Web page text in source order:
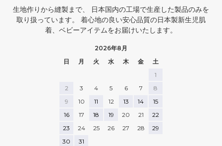
春夏生まれの赤ちゃんにも嬉しい
着心地🌿
セレモニーにも映える上品さがあ
普段のお出かけにも取り入れやす
幅広く活躍してくれるアイテムで
詳しくは、pupo_official さまの
普段着としても、フォーマルとし
ても
使えるのがとても魅力的な商品で
す🤍
また、お写真をカードにも使って
くださり、
とても嬉しかったです🥹🌸🌸
出産祝いなどの贈り物にもおすす
Instagram
生地作りから縫製まで、 日本国内の工場で生産した製品のみを
取り扱っています。 着心地の良い安心品質の日本製新生児肌
着、ベビーアイテムをお届けいたします。
2026年8月
日
月 火 水 木 金
土
1
2
3 4 5 6 7
8
9
10 11 12 13 14
15
16
17 18 19 20 21
22
23
24 25 26 27 28
29
30
31